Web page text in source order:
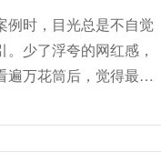
例时，目光总是不自觉
少了浮夸的网红感，
万花筒后，觉得最美